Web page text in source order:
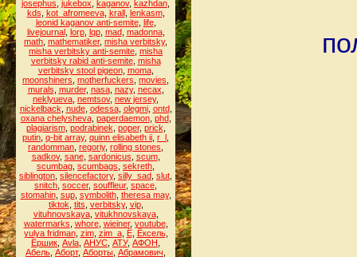
josephus jukebox kaganov, kazhdan
kds kot_afromeeva, krall, lenkasm,
leonid kaganov anti-semite, life,
livejournal, lorp, lqp, mad, madonna,
math mathematiker, misha verbitsky,
misha verbitsky anti-semite misha
verbitsky rabid anti-semite, misha
verbitsky stool pigeon, moma,
moonshiners motherfuckers movies
murals murder, nasa, nazy, necax
neklyueva nemtsov, new jersey,
nickelback nude, odessa, olegmi, ontd,
oxana chelysheva, paperdaemon, phd,
plagiarism, podrabinek poper, prick
putin q-bit array, quinn elisabeth ii r_l
randomman regoriy, rolling stones
sadkov, sane, sardonicus scum,
scumbag scumbags sekreth
siblington silencefactory, silly_sad slut
snitch soccer, souffleur, space
stomahin, sup, symbolith, theresa may,
tiktok tits verbitsky, vip,
vituhnovskaya, vitukhnovskaya,
watermarks whore, wieiner, youtube,
yulya fridman, zim, zim_a, Ё, Ёксель,
Ёршик Аvla АНУС АТУ, АФОН
Абель Аборт, Аборты Абрамович